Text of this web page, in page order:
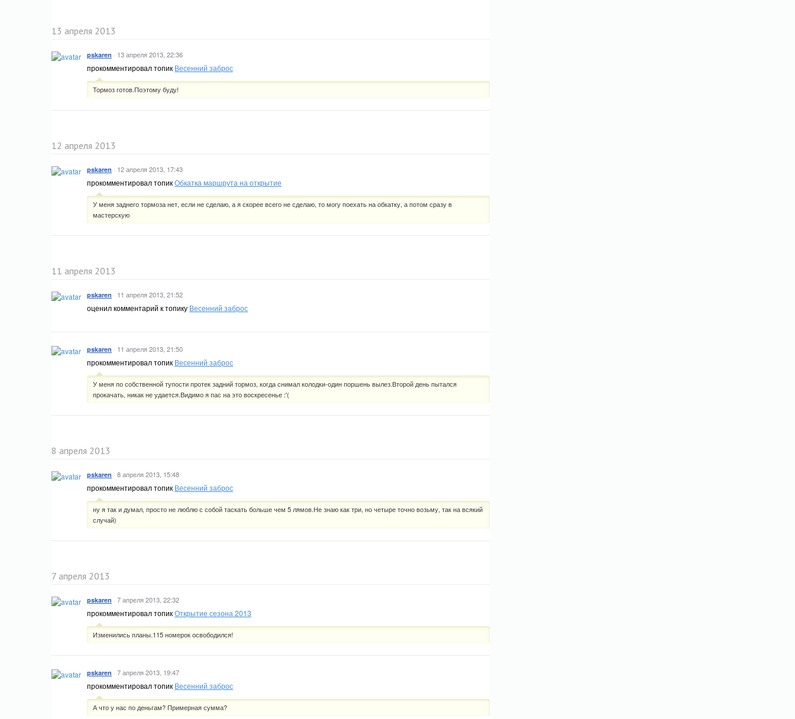
13 апреля 2013
pskaren · 13 апреля 2013, 22:36
прокомментировал топик Весенний заброс
Тормоз готов.Поэтому буду!
12 апреля 2013
pskaren · 12 апреля 2013, 17:43
прокомментировал топикОбкатка маршрута на открытие
У меня заднего тормоза нет, если не сделаю, а я скорее всего не сделаю, то могу поехать на обкатку, а потом сразу в
мастерскую
11 апреля 2013
pskaren · 11 апреля 2013, 21:52
оценил комментарий к топику Весенний заброс
pskaren · 11 апреля 2013, 21:50
прокомментировал топик Весенний заброс
У меня по собственной тупости протек задний тормоз, когда снимал колодки-один поршень вылез.Второй день пытался
прокачать, никак не удается.Видимо я пас на это воскресенье :'(
8 апреля 2013
pskaren · 8 апреля 2013, 15:48
прокомментировал топик Весенний заброс
ну я так и думал, просто не люблю с собой таскать больше чем 5 лямов.Не знаю как три, но четыре точно возьму, так на всякий
случай)
7 апреля 2013
pskaren · 7 апреля 2013, 22:32
прокомментировал топикОткрытие сезона 2013
Изменились планы.115 номерок освободился!
pskaren · 7 апреля 2013, 19:47
прокомментировал топик Весенний заброс
А что у нас по деньгам? Примерная сумма?